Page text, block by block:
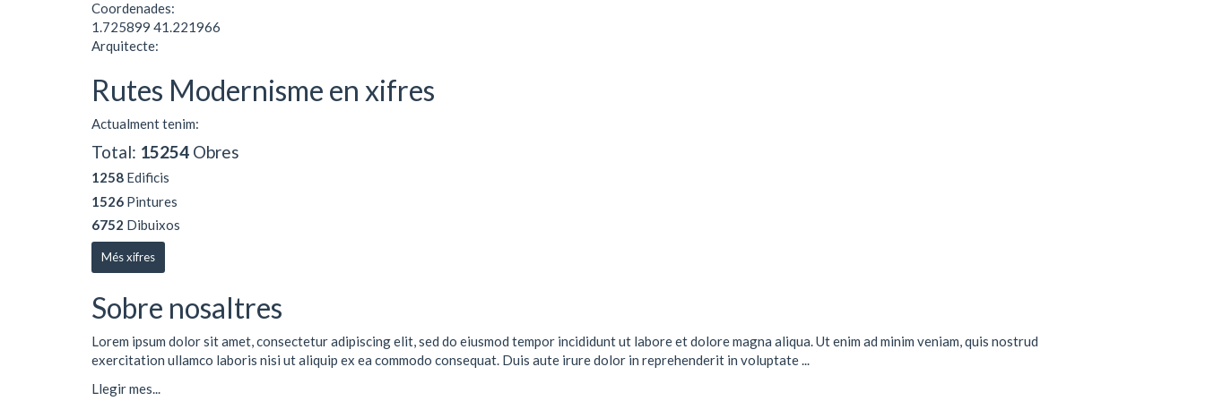
Coordenades:
1.725899 41.221966
Arquitecte:
Rutes Modernisme en xifres
Actualment tenim:
Total: 15254 Obres
1258 Edificis
1526 Pintures
6752 Dibuixos
Més xifres
Sobre nosaltres
Lorem ipsum dolor sit amet, consectetur adipiscing elit, sed do eiusmod tempor incididunt ut labore et dolore magna aliqua. Ut enim ad minim veniam, quis nostrud
exercitation ullamco laboris nisi ut aliquip ex ea commodo consequat. Duis aute irure dolor in reprehenderit in voluptate ...
Llegir mes...